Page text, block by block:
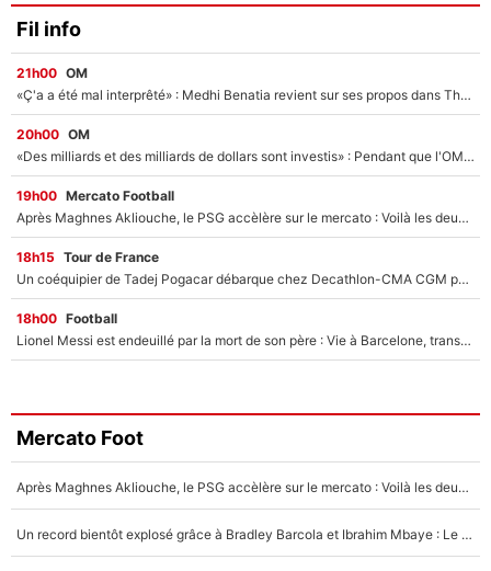
Fil info
21h00 OM
«Ç'a a été mal interprêté» : Medhi Benatia revient sur ses propos dans The Bridge et précise ses conditions pour rejoindre le PSG !
20h00 OM
«Des milliards et des milliards de dollars sont investis» : Pendant que l'OM est en pleine crise financière, Frank McCourt lance un nouveau projet à 260M€ !
19h00 Mercato Football
Après Maghnes Akliouche, le PSG accèlère sur le mercato : Voilà les deux nouvelles recrues qui vont signer la semaine prochaine ?
18h15 Tour de France
Un coéquipier de Tadej Pogacar débarque chez Decathlon-CMA CGM pour épauler Paul Seixas : «Mes meilleures années sont à venir»
18h00 Football
Lionel Messi est endeuillé par la mort de son père : Vie à Barcelone, transfert au PSG... voilà comment Jorge Messi a joué un rôle essentiel dans sa carrière !
Mercato Foot
Après Maghnes Akliouche, le PSG accèlère sur le mercato : Voilà les deux nouvelles recrues qui vont signer la semaine prochaine ?
Un record bientôt explosé grâce à Bradley Barcola et Ibrahim Mbaye : Le PSG sur le point de réaliser un mercato historique ?